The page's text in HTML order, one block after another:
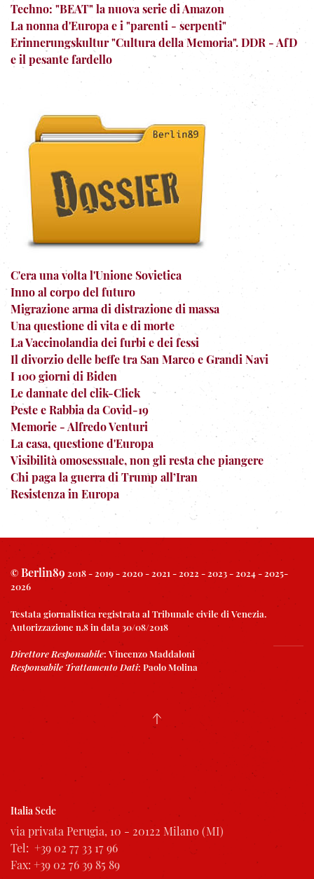
Techno: "BEAT" la nuova serie di Amazon
La nonna d'Europa e i "parenti - serpenti"
Erinnerungskultur "Cultura della Memoria". DDR - AfD
e il pesante fardello
C'era una volta l'Unione Sovietica
Inno al corpo del futuro
Migrazione arma di distrazione di massa
Una questione di vita e di morte
La Vaccinolandia dei furbi e dei fessi
Il divorzio delle beffe tra San Marco e Grandi Navi
I 100 giorni di Biden
Le dannate del clik-Click
Peste e Rabbia da Covid-19
Memorie - Alfredo Venturi
La casa, questione d'Europa
Visibilità omosessuale, non gli resta che piangere
Chi paga la guerra di Trump all’Iran
Resistenza in Europa
© Berlin89 2018 - 2019 - 2020 - 2021 - 2022 - 2023 - 2024 - 2025-
2026
Testata giornalistica registrata al Tribunale civile di Venezia.
Autorizzazione n.8 in data 30/08/2018
Direttore Responsabile: Vincenzo Maddaloni
Responsabile Trattamento Dati: Paolo Molina
Italia Sede
via privata Perugia, 10 - 20122 Milano (MI)
Tel: +39 02 77 33 17 96
Fax: +39 02 76 39 85 89